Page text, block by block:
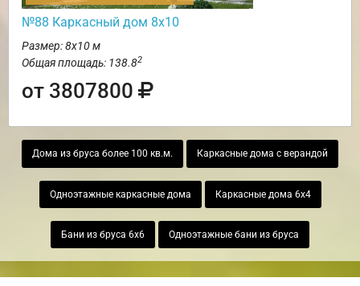
№88 Каркасный дом 8х10
Размер: 8х10 м
Общая площадь: 138.82
от 3807800
Дома из бруса более 100 кв.м. Каркасные дома с верандой
Одноэтажные каркасные дома Каркасные дома 6х4
Бани из бруса 6х6 Одноэтажные бани из бруса